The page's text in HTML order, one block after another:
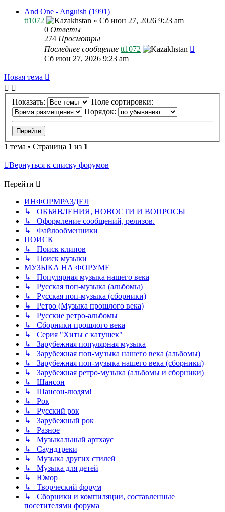
And One - Anguish (1991)
tt1072
» Сб июн 27, 2026 9:23 am
0 Ответы
274 Просмотры
Последнее сообщение tt1072
Сб июн 27, 2026 9:23 am
Новая тема
Показать:
Поле сортировки:
Порядок:
1 тема • Страница 1 из 1
Вернуться к списку форумов
Перейти
ИНФОРМРАЗДЕЛ
↳ ОБЪЯВЛЕНИЯ, НОВОСТИ И ВОПРОСЫ
↳ Оформление сообщений, релизов.
↳ Файлообменники
ПОИСК
↳ Поиск клипов
↳ Поиск музыки
МУЗЫКА НА ФОРУМЕ
↳ Популярная музыка нашего века
↳ Русская поп-музыка (альбомы)
↳ Русская поп-музыка (сборники)
↳ Ретро (Музыка прошлого века)
↳ Русские ретро-альбомы
↳ Сборники прошлого века
↳ Серия "Хиты с катушек"
↳ Зарубежная популярная музыка
↳ Зарубежная поп-музыка нашего века (альбомы)
↳ Зарубежная поп-музыка нашего века (сборники)
↳ Зарубежная ретро-музыка (альбомы и сборники)
↳ Шансон
↳ Шансон-людям!
↳ Рок
↳ Русский рок
↳ Зарубежный рок
↳ Разное
↳ Музыкальный артхаус
↳ Саундтреки
↳ Музыка других стилей
↳ Музыка для детей
↳ Юмор
↳ Творческий форум
↳ Сборники и компиляции, составленные
посетителями форума